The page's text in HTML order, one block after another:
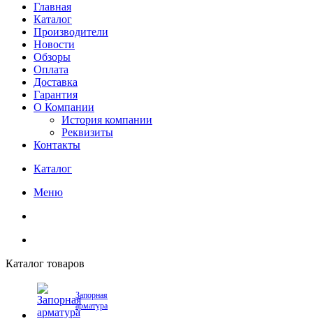
Главная
Каталог
Производители
Новости
Обзоры
Оплата
Доставка
Гарантия
О Компании
История компании
Реквизиты
Контакты
Каталог
Меню
Каталог товаров
Запорная
арматура